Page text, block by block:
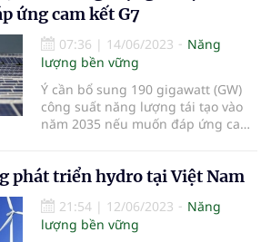
cho các tòa nhà (GEG).
ứng cam kết G7
07:36 | 14/06/2023
Năng
lượng bền vững
Ý cần bổ sung 190 gigawatt (GW)
công suất năng lượng tái tạo vào
năm 2035 nếu muốn đáp ứng cam
bằng không trong thập kỷ tới, Tổ
ECCO và công ty tư vấn Artelys cho
bi
phát triển hydro tại Việt Nam
21:54 | 12/06/2023
Năng
lượng bền vững